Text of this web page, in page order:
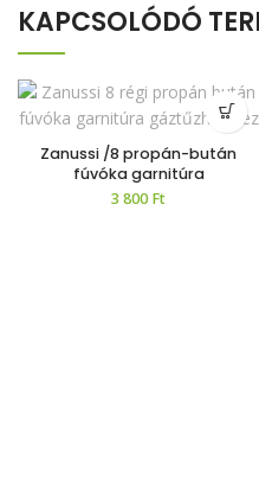
KAPCSOLÓDÓ
Zanussi /8 propán-bután
fúvóka garnitúra
3 800Ft